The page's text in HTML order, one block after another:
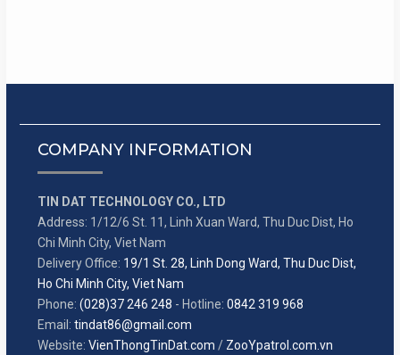
COMPANY INFORMATION
TIN DAT TECHNOLOGY CO., LTD
Address: 1/12/6 St. 11, Linh Xuan Ward, Thu Duc Dist, Ho
Chi Minh City, Viet Nam
Delivery Office: 19/1 St. 28, Linh Dong Ward, Thu Duc Dist,
Ho Chi Minh City, Viet Nam
Phone: (028)37 246 248 - Hotline: 0842 319 968
Email: tindat86@gmail.com
Website: VienThongTinDat.com / ZooYpatrol.com.vn